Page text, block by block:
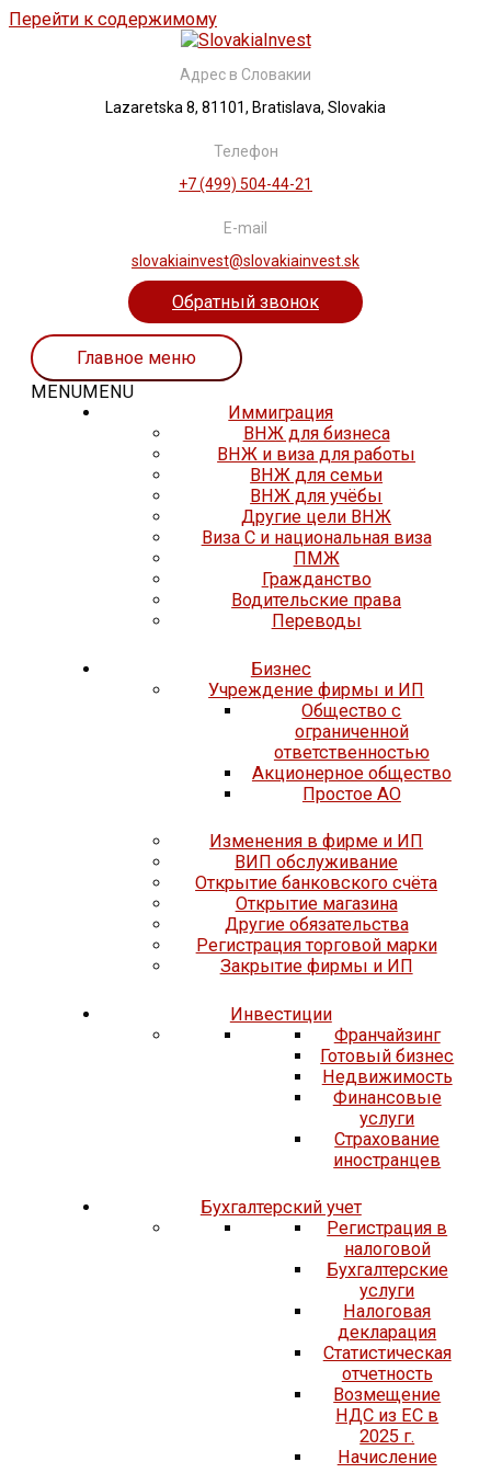
Перейти к содержимому
Адрес в Словакии
Lazaretska 8, 81101, Bratislava, Slovakia
Телефон
+7 (499) 504-44-21
E-mail
slovakiainvest@slovakiainvest.sk
Обратный звонок
Главное меню
MENUMENU
Иммиграция
ВНЖ для бизнеса
ВНЖ и виза для работы
ВНЖ для семьи
ВНЖ для учёбы
Другие цели ВНЖ
Виза C и национальная виза
ПМЖ
Гражданство
Водительские права
Переводы
Бизнес
Учреждение фирмы и ИП
Общество с
ограниченной
ответственностью
Акционерное общество
Простое АО
Изменения в фирме и ИП
ВИП обслуживание
Открытие банковского счёта
Открытие магазина
Другие обязательства
Регистрация торговой марки
Закрытие фирмы и ИП
Инвестиции
Франчайзинг
Готовый бизнес
Недвижимость
Финансовые
услуги
Страхование
иностранцев
Бухгалтерский учет
Регистрация в
налоговой
Бухгалтерские
услуги
Налоговая
декларация
Статистическая
отчетность
Возмещение
НДС из ЕС в
2025 г.
Начисление